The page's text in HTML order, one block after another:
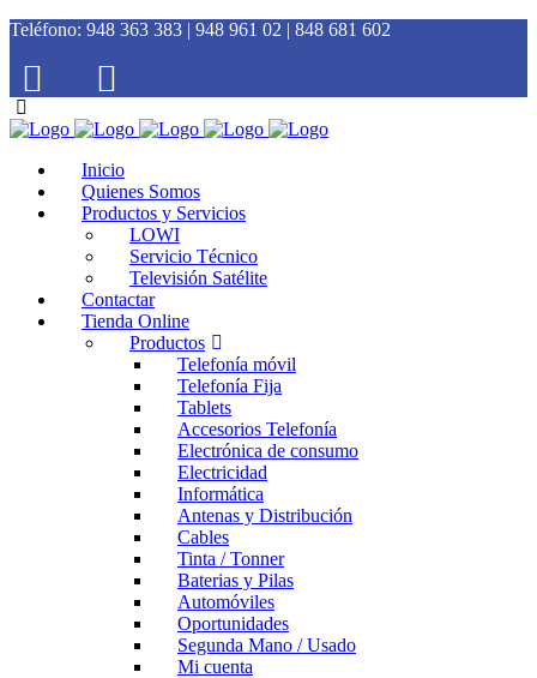
Teléfono: 948 363 383 | 948 961 02 | 848 681 602
Inicio
Quienes Somos
Productos y Servicios
LOWI
Servicio Técnico
Televisión Satélite
Contactar
Tienda Online
Productos
Telefonía móvil
Telefonía Fija
Tablets
Accesorios Telefonía
Electrónica de consumo
Electricidad
Informática
Antenas y Distribución
Cables
Tinta / Tonner
Baterias y Pilas
Automóviles
Oportunidades
Segunda Mano / Usado
Mi cuenta